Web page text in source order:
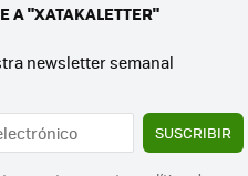
A "XATAKALETTER"
newsletter semanal
SUSCRIBIR